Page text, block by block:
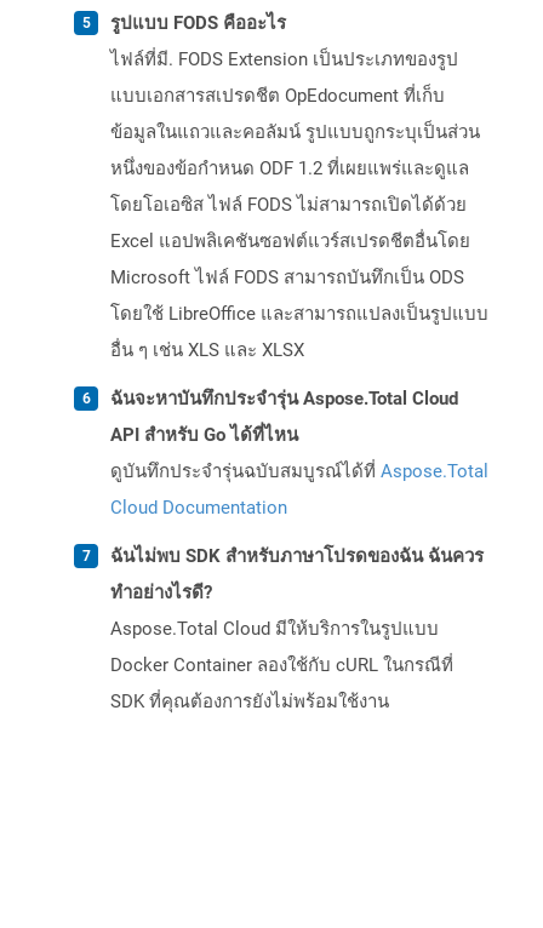
รูปแบบ FODS คืออะไร
ไฟล์ที่มี. FODS Extension เป็นประเภทของรูป
แบบเอกสารสเปรดชีต OpEdocument ที่เก็บ
ข้อมูลในแถวและคอลัมน์ รูปแบบถูกระบุเป็นส่วน
หนึ่งของข้อกำหนด ODF 1.2 ที่เผยแพร่และดูแล
โดยโอเอซิส ไฟล์ FODS ไม่สามารถเปิดได้ด้วย
Excel แอปพลิเคชันซอฟต์แวร์สเปรดชีตอื่นโดย
Microsoft ไฟล์ FODS สามารถบันทึกเป็น ODS
โดยใช้ LibreOffice และสามารถแปลงเป็นรูปแบบ
อื่น ๆ เช่น XLS และ XLSX
ฉันจะหาบันทึกประจำรุ่น Aspose.Total Cloud
API สำหรับ Go ได้ที่ไหน
ดูบันทึกประจำรุ่นฉบับสมบูรณ์ได้ที่ Aspose.Total
Cloud Documentation
ฉันไม่พบ SDK สำหรับภาษาโปรดของฉัน ฉันควร
ทำอย่างไรดี?
Aspose.Total Cloud มีให้บริการในรูปแบบ
Docker Container ลองใช้กับ cURL ในกรณีที่
SDK ที่คุณต้องการยังไม่พร้อมใช้งาน